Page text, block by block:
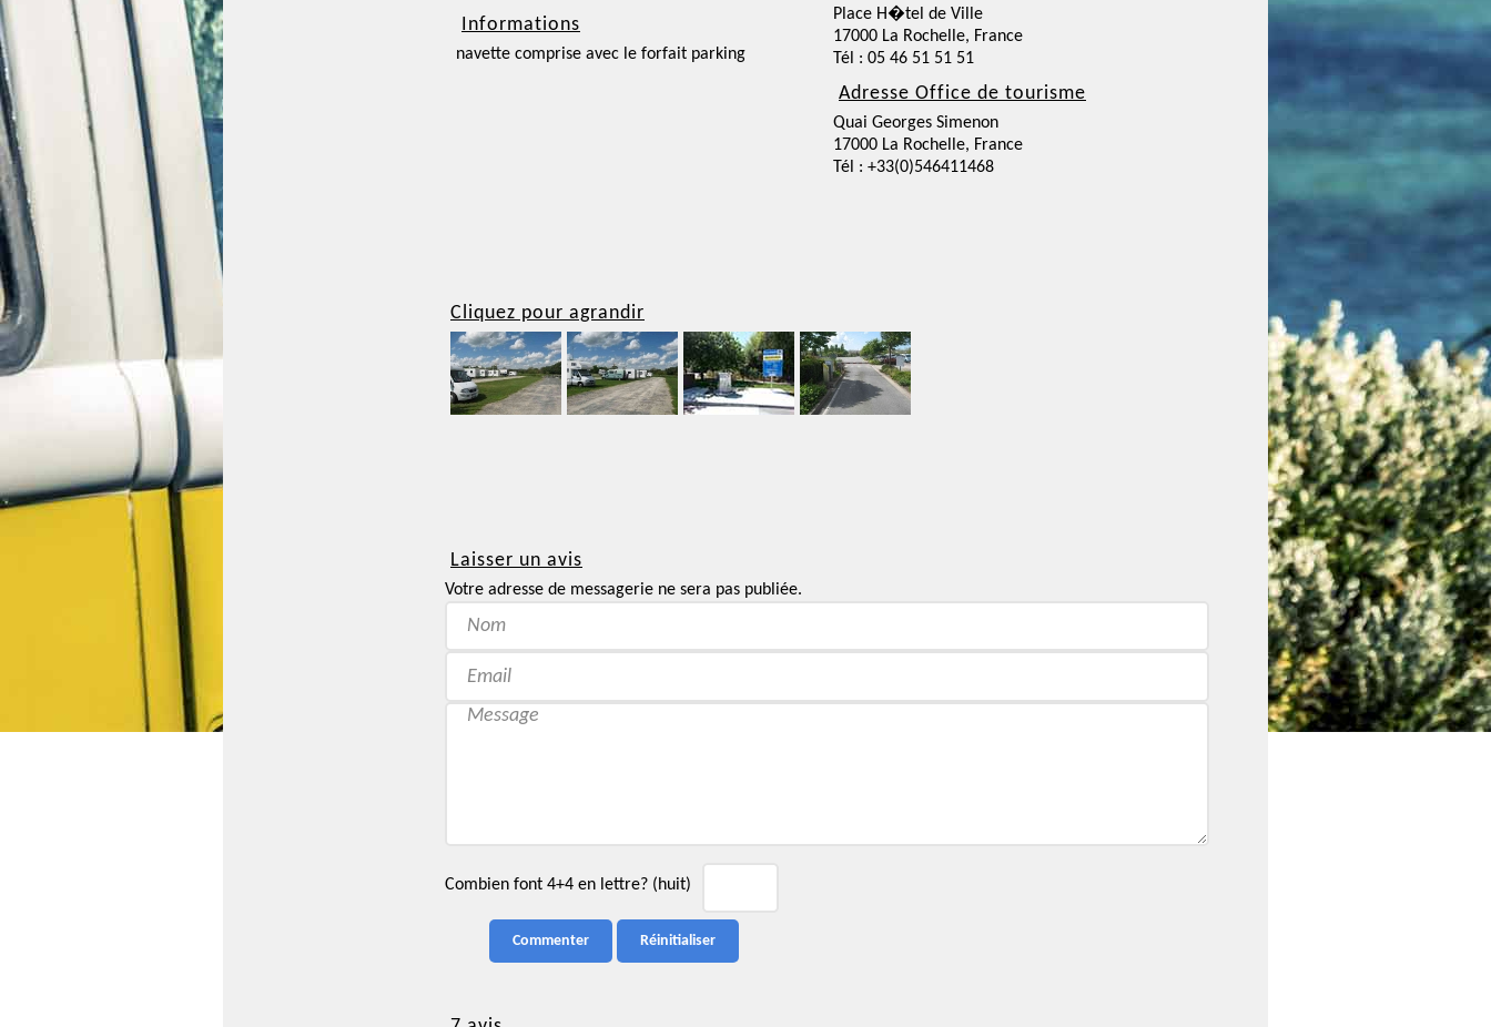
Informations
navette comprise avec le forfait parking
Place H�tel de Ville
17000 La Rochelle, France
Tél : 05 46 51 51 51
Adresse Office de tourisme
Quai Georges Simenon
17000 La Rochelle, France
Tél : +33(0)546411468
Cliquez pour agrandir
Laisser un avis
Votre adresse de messagerie ne sera pas publiée.
Combien font 4+4 en lettre? (huit)